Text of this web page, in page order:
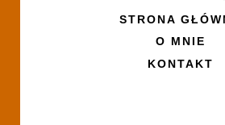
STRONA
O MNIE
KONTAKT